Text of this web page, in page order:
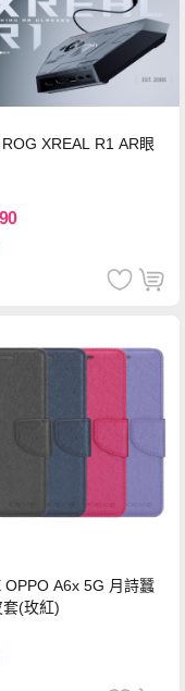
XREAL R1 AR眼
OPPO A6x 5G 月詩蠶
(玫紅)